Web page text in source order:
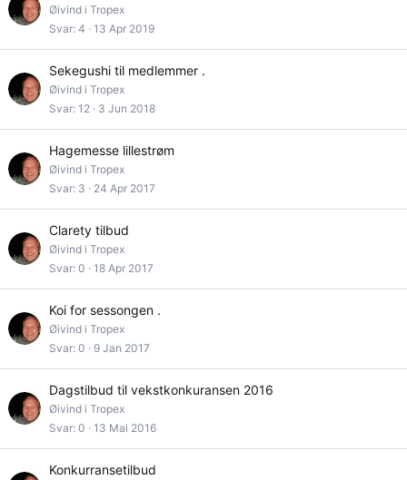
Øivind i Tropex
Svar 4 13 Apr 2019
Sekegushi til medlemmer .
Øivind i Tropex
Svar 12 3 Jun 2018
Hagemesse lillestrøm
Øivind i Tropex
Svar 3 24 Apr 2017
Clarety tilbud
Øivind i Tropex
Svar 0 18 Apr 2017
Koi for sessongen .
Øivind i Tropex
Svar 0 9 Jan 2017
Dagstilbud til vekstkonkuransen 2016
Øivind i Tropex
Svar 0 13 Mai 2016
Konkurransetilbud